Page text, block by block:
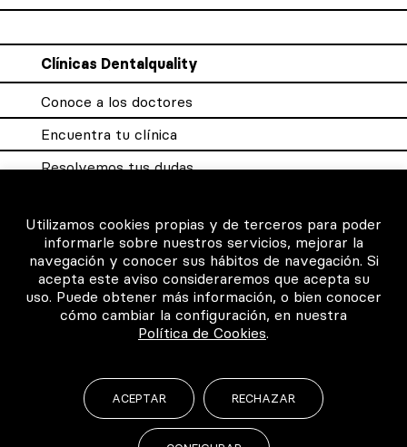
Clínicas Dentalquality
Conoce a los doctores
Encuentra tu clínica
Resolvemos tus dudas
Para los profesionales
Consigue tu certificado
Intranet clínicas certificadas
Música para los pacientes
Utilizamos cookies propias y de terceros para poder
informarle sobre nuestros servicios, mejorar la
navegación y conocer sus hábitos de navegación. Si
acepta este aviso consideraremos que acepta su
uso. Puede obtener más información, o bien conocer
cómo cambiar la configuración, en nuestra
Política de Cookies.
ACEPTAR RECHAZAR